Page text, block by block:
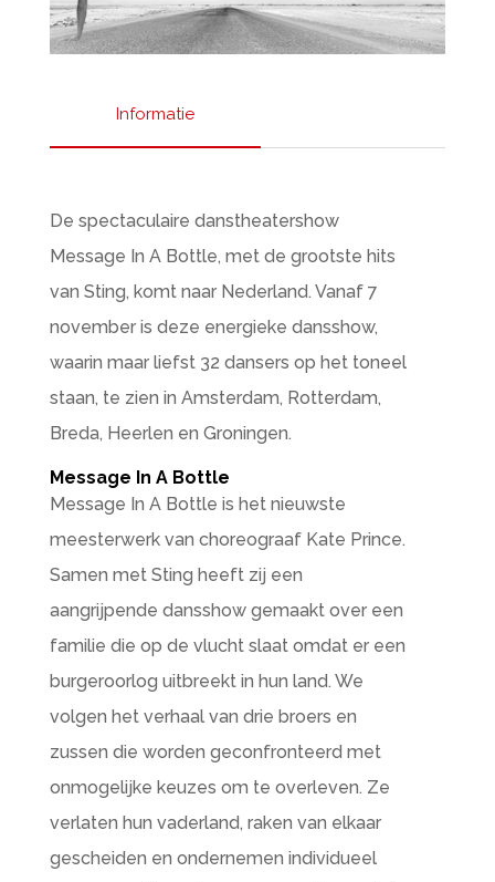
Informatie
De spectaculaire danstheatershow
Message In A Bottle, met de grootste hits
van Sting, komt naar Nederland. Vanaf 7
november is deze energieke dansshow,
waarin maar liefst 32 dansers op het toneel
staan, te zien in Amsterdam, Rotterdam,
Breda, Heerlen en Groningen.
Message In A Bottle
Message In A Bottle is het nieuwste
meesterwerk van choreograaf Kate Prince.
Samen met Sting heeft zij een
aangrijpende dansshow gemaakt over een
familie die op de vlucht slaat omdat er een
burgeroorlog uitbreekt in hun land. We
volgen het verhaal van drie broers en
zussen die worden geconfronteerd met
onmogelijke keuzes om te overleven. Ze
verlaten hun vaderland, raken van elkaar
gescheiden en ondernemen individueel